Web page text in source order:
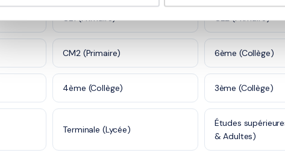
CE1 (Primaire) CE2 (Primaire)
CM2 (Primaire) 6ème (Collège)
4ème (Collège) 3ème (Collège)
Terminale (Lycée)
Études
& Adultes)